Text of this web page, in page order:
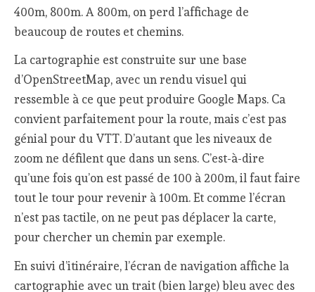
400m, 800m. A 800m, on perd l’affichage de
beaucoup de routes et chemins.
La cartographie est construite sur une base
d’OpenStreetMap, avec un rendu visuel qui
ressemble à ce que peut produire Google Maps. Ca
convient parfaitement pour la route, mais c’est pas
génial pour du VTT. D’autant que les niveaux de
zoom ne défilent que dans un sens. C’est-à-dire
qu’une fois qu’on est passé de 100 à 200m, il faut faire
tout le tour pour revenir à 100m. Et comme l’écran
n’est pas tactile, on ne peut pas déplacer la carte,
pour chercher un chemin par exemple.
En suivi d’itinéraire, l’écran de navigation affiche la
cartographie avec un trait (bien large) bleu avec des